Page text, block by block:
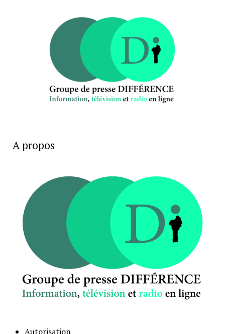
A propos
Autorisation